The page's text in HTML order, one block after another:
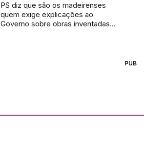
PS diz que são os madeirenses
quem exige explicações ao
Governo sobre obras inventadas
PUB